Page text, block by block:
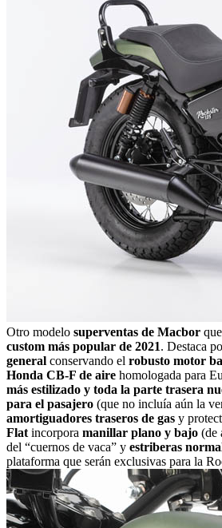
Otro modelo superventas de Macbor
custom más popular de 2021. Destaca
general conservando el robusto motor
Honda CB-F de aire homologada para
más estilizado y toda la parte trasera
para el pasajero (que no incluía aún la
amortiguadores traseros de gas y
Flatincorpora manillar plano y bajo (de
del “cuernos de vaca” y estriberas
plataforma que serán exclusivas para la